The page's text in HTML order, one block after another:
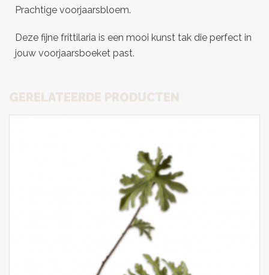
Prachtige voorjaarsbloem.
Deze fijne frittilaria is een mooi kunst tak die perfect in
jouw voorjaarsboeket past.
GERELATEERDE PRODUCTEN